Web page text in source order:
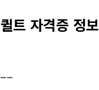
퀼트 자격증 정보